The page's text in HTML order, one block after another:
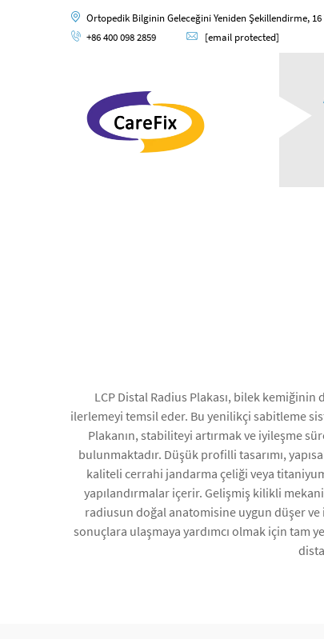
Ortopedik Bilginin Geleceğini Yeniden Şekillendirme,
+86 400 098 2859
[email protected]
LCP Distal Radius Plakası, bilek
ilerlemeyi temsil eder. Bu yenilikçi sabitleme
Plakanın, stabiliteyi artırmak ve iyileşme
bulunmaktadır. Düşük profilli tasarımı,
kaliteli cerrahi jandarma çeliği veya
yapılandırmalar içerir. Gelişmiş kilikli
radiusun doğal anatomisine uygun düşer
sonuçlara ulaşmaya yardımcı olmak için tam